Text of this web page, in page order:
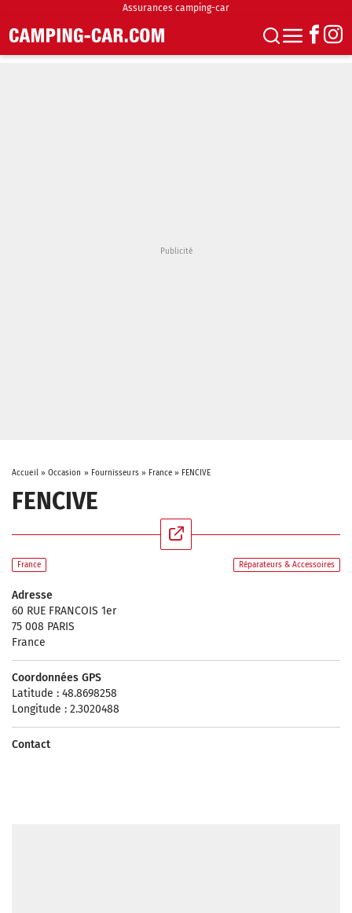
Assurances camping-car
Accueil» Occasion » Fournisseurs» France » FENCIVE
FENCIVE
France Réparateurs & Accessoires
Adresse
60 RUE FRANCOIS 1er
75 008 PARIS
France
Coordonnées GPS
Latitude : 48.8698258
Longitude : 2.3020488
Contact